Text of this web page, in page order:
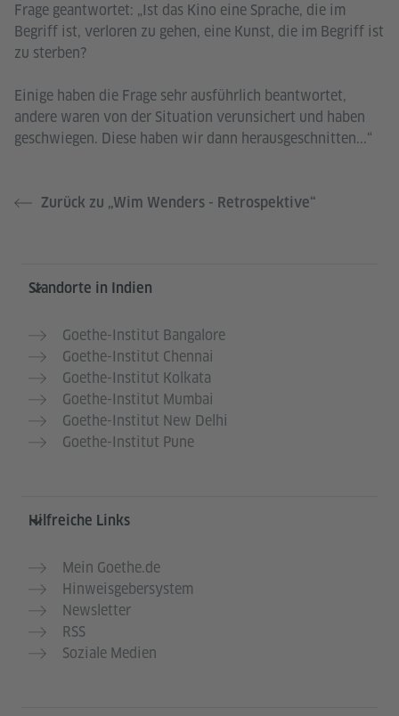
Frage geantwortet: „Ist das Kino eine Sprache, die im
Begriff ist, verloren zu gehen, eine Kunst, die im Begriff ist
zu sterben?
Einige haben die Frage sehr ausführlich beantwortet,
andere waren von der Situation verunsichert und haben
geschwiegen. Diese haben wir dann herausgeschnitten...“
Zurück zu „Wim Wenders - Retrospektive“
Service- und Informationsbereich
Standorte in Indien
Goethe-Institut Bangalore
Goethe-Institut Chennai
Goethe-Institut Kolkata
Goethe-Institut Mumbai
Goethe-Institut New Delhi
Goethe-Institut Pune
Hilfreiche Links
Mein Goethe.de
Hinweisgebersystem
Newsletter
RSS
Soziale Medien